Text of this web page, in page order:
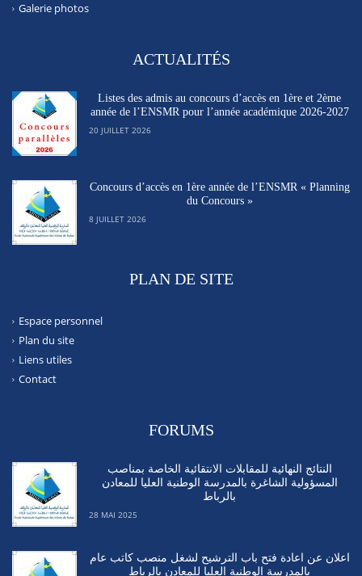
Galerie photos
ACTUALITÉS
Listes des admis au concours d’accès en 1ère et 2ème
année de l’ENSMR pour l’année académique 2026-2027
20 JUILLET 2026
Concours d’accès en 1ère année de l’ENSMR « Planning
du Concours »
8 JUILLET 2026
PLAN DE SITE
Espace personnel
Plan du site
Liens utiles
Contact
FORUMS
النتائج النهائية للمقابلات الانتقائية الخاصة بمناصب
المسؤولية الشاغرة بالمدرسة الوطنية العليا للمعادن
بالرباط
28 MAI 2025
اعلان عن اعادة فتح باب الترشيح لشغل منصب كاتب عام
بالمدرسة الوطنية العليا للمعادن بالرباط